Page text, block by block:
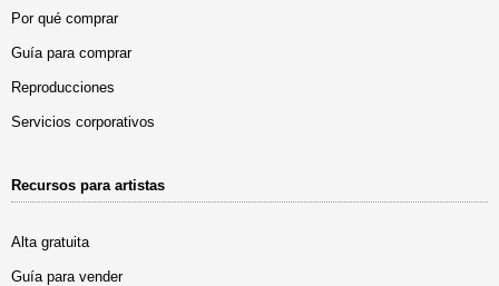
Por qué comprar
Guía para comprar
Reproducciones
Servicios corporativos
Recursos para artistas
Alta gratuita
Guía para vender